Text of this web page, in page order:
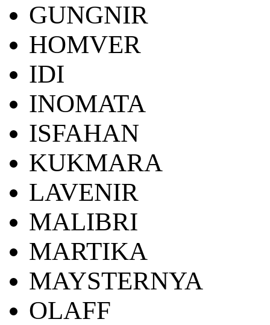
GUNGNIR
HOMVER
IDI
INOMATA
ISFAHAN
KUKMARA
LAVENIR
MALIBRI
MARTIKA
MAYSTERNYA
OLAFF